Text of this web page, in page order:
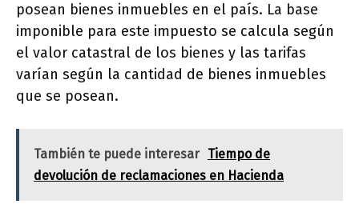
posean bienes inmuebles en el país. La base
imponible para este impuesto se calcula según
el valor catastral de los bienes y las tarifas
varían según la cantidad de bienes inmuebles
que se posean.
También te puede interesar Tiempo de
devolución de reclamaciones en Hacienda